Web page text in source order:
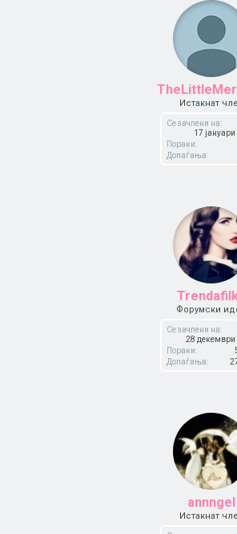
Истакнат
Се зачлени на:
17
Пораки:
Допаѓања:
Форумски
Се зачлени на:
28 декември
Пораки:
Допаѓања:
annngel
Истакнат